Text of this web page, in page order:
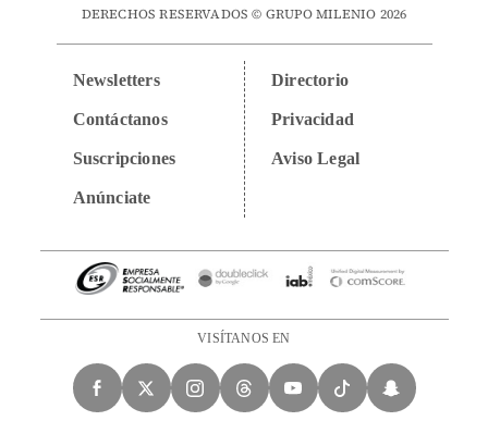
DERECHOS RESERVADOS © GRUPO MILENIO 2026
Newsletters
Contáctanos
Suscripciones
Anúnciate
Directorio
Privacidad
Aviso Legal
VISÍTANOS EN